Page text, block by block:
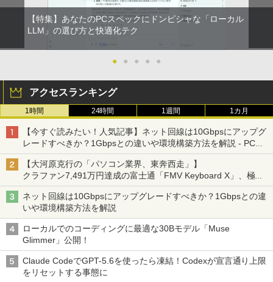
￥1,964
Xiaomi シャオミ REDMI Buds 8 Lite ワイヤ
レスイヤホン Bluetooth 5.4 ノイズキャンセ
￥3,480
On My Road (Stadium ver.)
￥250
【Amazon.co.jp限定】 伊藤園 磨かれて、澄
みきった日本の水 2L 8本 ラベルレス [ ケース
] [ 水 ] [ ペットボトル ] [ 箱買い ] [ ストック
] [ 水分補給 ]
HUNTER×HUNTER モノクロ版 39 (ジャンプ
コミックスDIGITAL)
￥572
【特集】あなたのPCスペックにドンピシャな「ローカル
LLM」の選び方と快適化テク
● ● ● ● ●
アクセスランキング
1時間 24時間 1週間 1カ月
【今すぐ読みたい！人気記事】ネット回線は10Gbpsにアップグ
レードすべきか？1Gbpsとの違いや環境構築方法を解説 - PC
Watch
【大河原克行の「パソコン業界、東奔西走」】
クラファン7,491万円達成の富士通「FMV Keyboard X」、極限
の静音化を追求
ネット回線は10Gbpsにアップグレードすべきか？1Gbpsとの違
いや環境構築方法を解説
ローカルでのコーディングに最適な30Bモデル「Muse
Glimmer」公開！
Claude CodeでGPT-5.6を使ったら凍結！Codexが宣言通り上限
をリセットする事態に